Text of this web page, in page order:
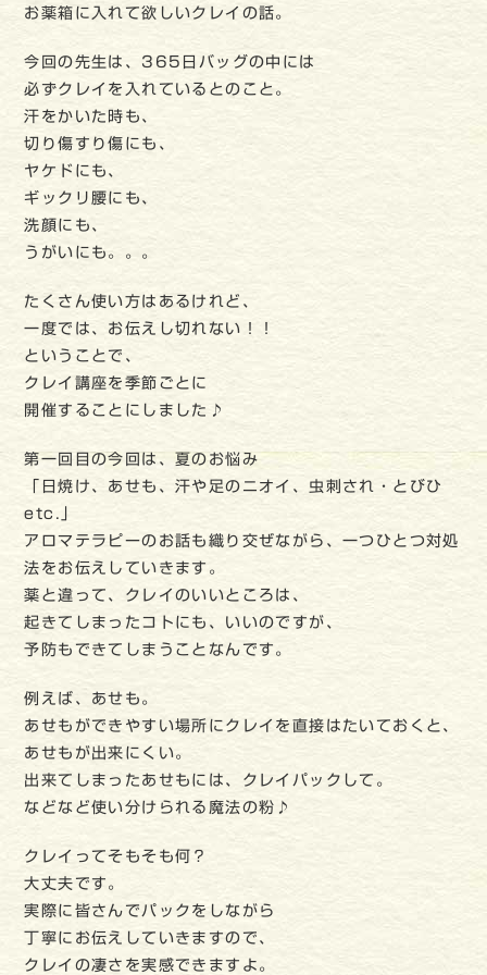
お薬箱に入れて欲しいクレイの話。
今回の先生は、365日バッグの中には
必ずクレイを入れているとのこと。
汗をかいた時も、
切り傷すり傷にも、
ヤケドにも、
ギックリ腰にも、
洗顔にも、
うがいにも。。。
たくさん使い方はあるけれど、
一度では、お伝えし切れない！！
ということで、
クレイ講座を季節ごとに
開催することにしました♪
第一回目の今回は、夏のお悩み
「日焼け、あせも、汗や足のニオイ、虫刺され・とびひ
etc.」
アロマテラピーのお話も織り交ぜながら、一つひとつ対処
法をお伝えしていきます。
薬と違って、クレイのいいところは、
起きてしまったコトにも、いいのですが、
予防もできてしまうことなんです。
例えば、あせも。
あせもができやすい場所にクレイを直接はたいておくと、
あせもが出来にくい。
出来てしまったあせもには、クレイパックして。
などなど使い分けられる魔法の粉♪
クレイってそもそも何？
大丈夫です。
実際に皆さんでパックをしながら
丁寧にお伝えしていきますので、
クレイの凄さを実感できますよ。